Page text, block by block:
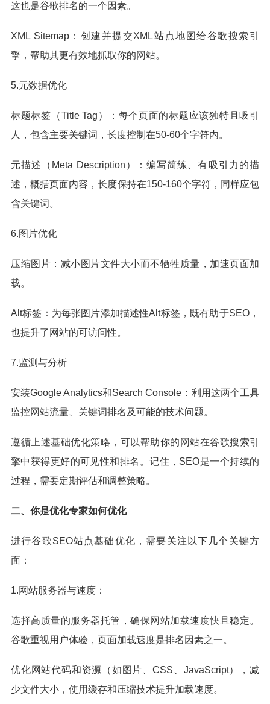
这也是谷歌排名的一个因素。
XML Sitemap：创建并提交XML站点地图给谷歌搜索引
擎，帮助其更有效地抓取你的网站。
5.元数据优化
标题标签（Title Tag）：每个页面的标题应该独特且吸引
人，包含主要关键词，长度控制在50-60个字符内。
元描述（Meta Description）：编写简练、有吸引力的描
述，概括页面内容，长度保持在150-160个字符，同样应包
含关键词。
6.图片优化
压缩图片：减小图片文件大小而不牺牲质量，加速页面加
载。
Alt标签：为每张图片添加描述性Alt标签，既有助于SEO，
也提升了网站的可访问性。
7.监测与分析
安装Google Analytics和Search Console：利用这两个工具
监控网站流量、关键词排名及可能的技术问题。
遵循上述基础优化策略，可以帮助你的网站在谷歌搜索引
擎中获得更好的可见性和排名。记住，SEO是一个持续的
过程，需要定期评估和调整策略。
二、你是优化专家如何优化
进行谷歌SEO站点基础优化，需要关注以下几个关键方
面：
1.网站服务器与速度：
选择高质量的服务器托管，确保网站加载速度快且稳定。
谷歌重视用户体验，页面加载速度是排名因素之一。
优化网站代码和资源（如图片、CSS、JavaScript），减
少文件大小，使用缓存和压缩技术提升加载速度。